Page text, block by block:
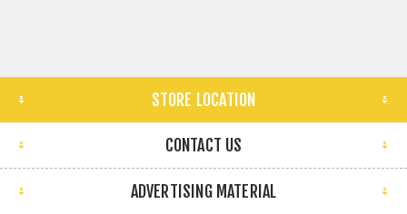
STORE LOCATION
CONTACT US
ADVERTISING MATERIAL